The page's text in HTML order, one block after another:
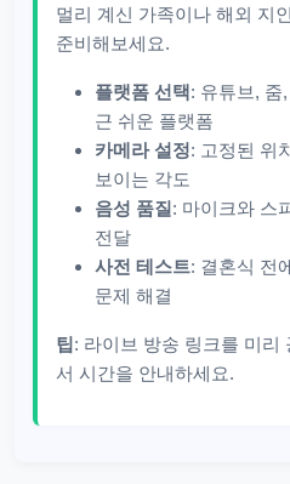
멀리 계신 가족이나 해외 지
준비해보세요.
플랫폼 선택 : 유튜브, 줌
근 쉬운 플랫폼
카메라 설정: 고정된 위
보이는 각도
음성 품질 : 마이크와 스
전달
사전 테스트: 결혼식 전
문제 해결
팁 : 라이브 방송 링크를 미리
서 시간을 안내하세요.